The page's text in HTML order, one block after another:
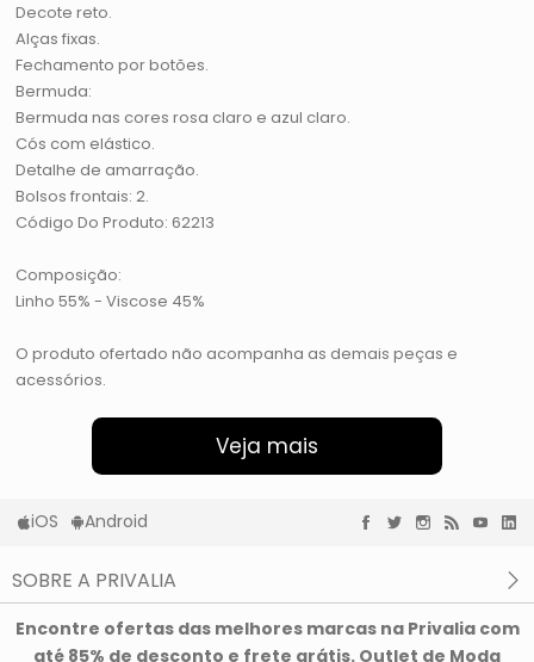
Decote reto.
Alças fixas.
Fechamento por botões.
Bermuda:
Bermuda nas cores rosa claro e azul claro.
Cós com elástico.
Detalhe de amarração.
Bolsos frontais: 2.
Código Do Produto: 62213
Composição:
Linho 55% - Viscose 45%
O produto ofertado não acompanha as demais peças e
acessórios.
Veja mais
iOS Android
SOBRE A PRIVALIA
Privacidade e Cookies
Encontre ofertas das melhores marcas na Privalia com
até 85% de desconto e frete grátis. Outlet de Moda